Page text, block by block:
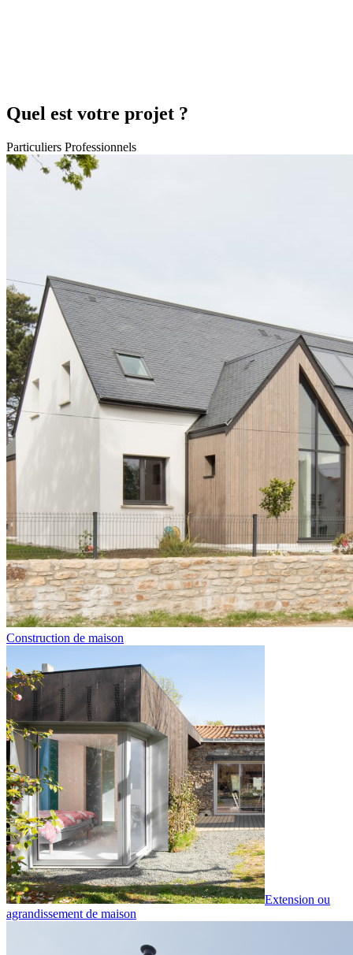
Quel est votre projet ?
Particuliers Professionnels
Construction de maison
Extension ou
agrandissement de maison